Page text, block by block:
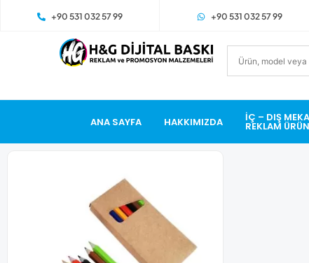
+90 531 032 57 99 +90 531 032 57 99
ANA SAYFA HAKKIMIZDA İÇ – DIŞ
REKLAM